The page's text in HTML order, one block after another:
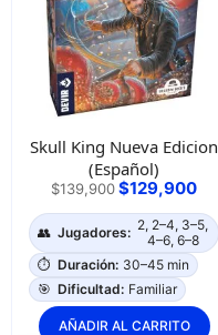
Skull King Nueva Edicion
(Español)
$139,900$129,900
👥 Jugadores: 2, 2–4, 3–5,
4–6, 6–8
⏱️ Duración: 30–45 min
🎯 Dificultad: Familiar
AÑADIR AL CARRITO